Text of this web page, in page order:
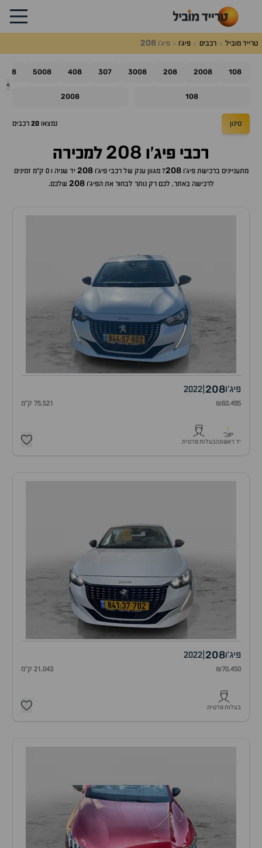
טרייד מוביל רכבים פיג'ו פיג'ו208
>
108
2008
208
3008
307
408
5008
508
108
2008
סינון נמצאו 20 רכבים
רכבי פיג'ו 208 למכירה
מתעניינים ברכישתפיג'ו208? מגוון ענק של רכביפיג'ו208
יד שניה ו 0 ק"מ זמינים
לרכישה באתר, לכם רק נותר לבחור את הפיג'ו208 שלכם.
פיג'ו208
2022
₪60,495 75,521 ק"מ
1
יד ראשונהבעלות פרטית
פיג'ו208
2022
₪70,450 21,043 ק"מ
בעלות פרטית